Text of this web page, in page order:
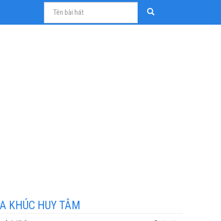
KHÚC HUY TÂM